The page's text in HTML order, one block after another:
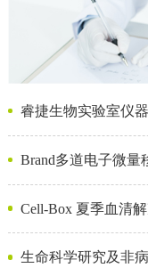
睿捷生物实验室仪
Brand多道电子微量
Cell-Box 夏季血清
生命科学研究及非